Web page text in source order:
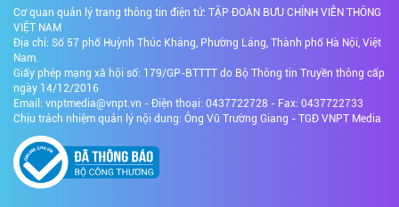
Cơ quan quản lý trang thông tin điện tử: TẬP ĐOÀN BƯU CHÍNH VIỄN THÔNG
VIỆT NAM
Địa chỉ: Số 57 phố Huỳnh Thúc Kháng, Phường Láng, Thành phố Hà Nội, Việt
Nam.
Giấy phép mạng xã hội số: 179/GP-BTTTT do Bộ Thông tin Truyền thông cấp
ngày 14/12/2016
Email: vnptmedia@vnpt.vn - Điện thoại: 0437722728 - Fax: 0437722733
Chịu trách nhiệm quản lý nội dung: Ông Vũ Trường Giang - TGĐ VNPT Media